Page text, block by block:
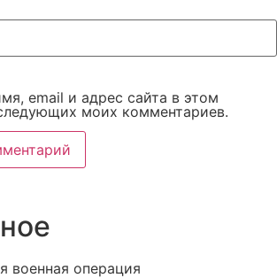
email и адрес сайта в этом
моих комментариев.
военная операция